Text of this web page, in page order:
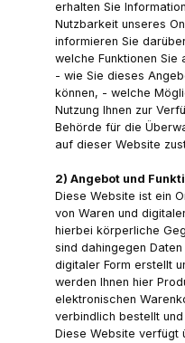
erhalten Sie
Nutzbarkeit unseres
informieren Sie
welche Funktionen
- wie Sie dieses
können, - welche
Nutzung Ihnen zur
Behörde für die
auf dieser Website
2) Angebot und
Diese Website ist ein
von Waren und
hierbei körperliche
sind dahingegen
digitaler Form erstellt
werden Ihnen hier
elektronischen
verbindlich bestellt
Diese Website verfügt